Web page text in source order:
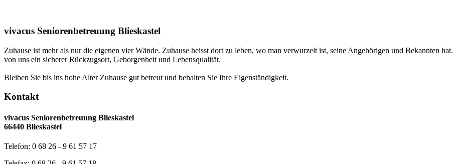
vivacus Seniorenbetreuung Blieskastel
Zuhause ist mehr als nur die eigenen vier Wände. Zuhause heisst dort zu leben, wo man verwurzelt ist, seine Angehörigen und Bekannten hat.
von uns ein sicherer Rückzugsort, Geborgenheit und Lebensqualität.
Bleiben Sie bis ins hohe Alter Zuhause gut betreut und behalten Sie Ihre Eigenständigkeit.
Kontakt
vivacus Seniorenbetreuung Blieskastel
66440 Blieskastel
Telefon: 0 68 26 - 9 61 57 17